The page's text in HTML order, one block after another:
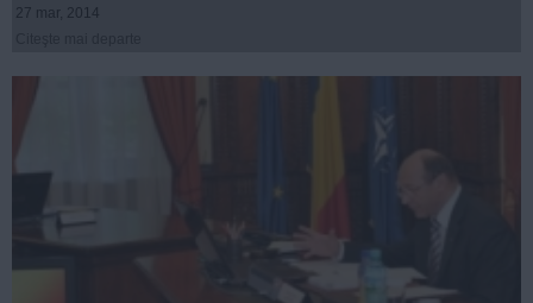
27 mar, 2014